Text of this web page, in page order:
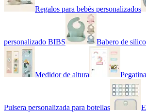
Regalos para bebés personalizados
personalizado BIBS Babero de
Medidor de altura
Pulsera personalizada para botellas